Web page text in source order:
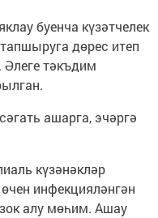
буенча күзәтчелек
дөрес итеп
Әлеге тәкъдим
ашарга, эчәргә
күзәнәкләр
инфекцияләнгән
алу мөһим. Ашау